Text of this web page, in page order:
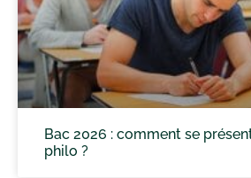
Bac 2026 : comment se
philo ?